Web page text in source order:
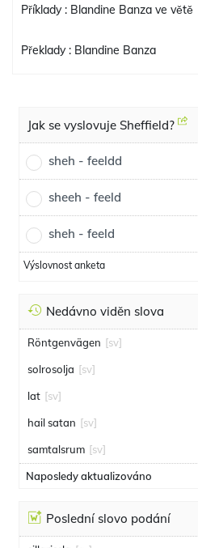
Příklady : Blandine Banza ve větě
Překlady : Blandine Banza
Jak se vyslovuje Sheffield?
sheh - feeldd
sheeh - feeld
sheh - feeld
Výslovnost anketa
Nedávno viděn slova
Röntgenvägen [sv]
solrosolja [sv]
lat [sv]
hail satan [sv]
samtalsrum [sv]
Naposledy aktualizováno
Poslední slovo podání